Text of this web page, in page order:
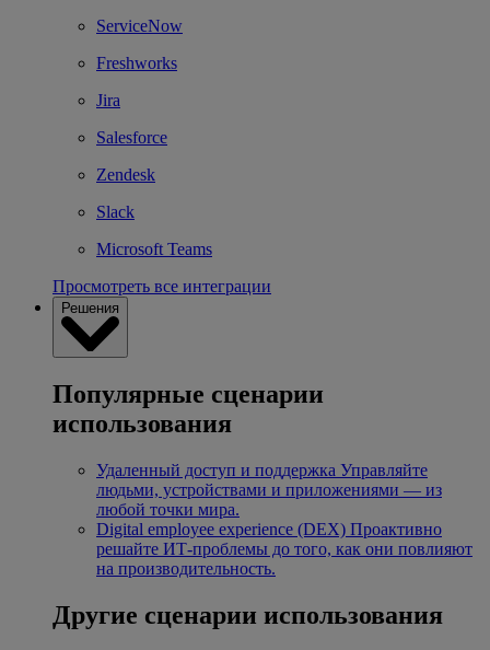
ServiceNow
Freshworks
Jira
Salesforce
Zendesk
Slack
Microsoft Teams
Просмотреть все интеграции
Решения
Популярные сценарии
использования
Удаленный доступ и поддержка Управляйте
людьми, устройствами и приложениями — из
любой точки мира.
Digital employee experience (DEX) Проактивно
решайте ИТ-проблемы до того, как они повлияют
на производительность.
Другие сценарии использования